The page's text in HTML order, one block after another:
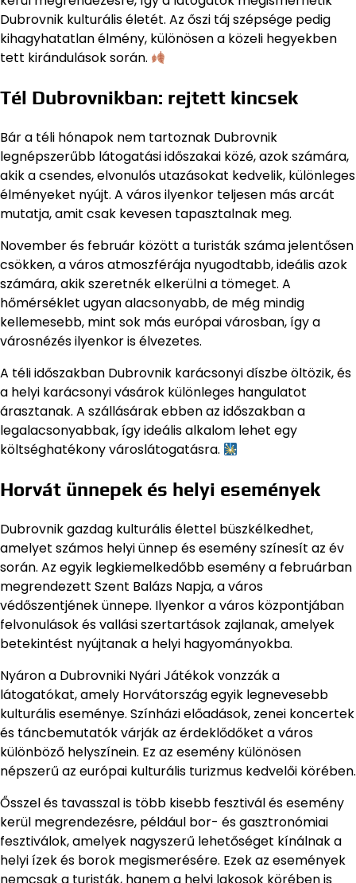
Dubrovnik kulturális életét. Az őszi táj szépsége pedig
kihagyhatatlan élmény, különösen a közeli hegyekben
tett kirándulások során.
Tél Dubrovnikban: rejtett kincsek
Bár a téli hónapok nem tartoznak Dubrovnik
legnépszerűbb látogatási időszakai közé, azok számára,
akik a csendes, elvonulós utazásokat kedvelik, különleges
élményeket nyújt. A város ilyenkor teljesen más arcát
mutatja, amit csak kevesen tapasztalnak meg.
November és február között a turisták száma jelentősen
csökken, a város atmoszférája nyugodtabb, ideális azok
számára, akik szeretnék elkerülni a tömeget. A
hőmérséklet ugyan alacsonyabb, de még mindig
kellemesebb, mint sok más európai városban, így a
városnézés ilyenkor is élvezetes.
A téli időszakban Dubrovnik karácsonyi díszbe öltözik, és
a helyi karácsonyi vásárok különleges hangulatot
árasztanak. A szállásárak ebben az időszakban a
legalacsonyabbak, így ideális alkalom lehet egy
költséghatékony városlátogatásra.
Horvát ünnepek és helyi események
Dubrovnik gazdag kulturális élettel büszkélkedhet,
amelyet számos helyi ünnep és esemény színesít az év
során. Az egyik legkiemelkedőbb esemény a februárban
megrendezett Szent Balázs Napja, a város
védőszentjének ünnepe. Ilyenkor a város központjában
felvonulások és vallási szertartások zajlanak, amelyek
betekintést nyújtanak a helyi hagyományokba.
Nyáron a Dubrovniki Nyári Játékok vonzzák a
látogatókat, amely Horvátország egyik legnevesebb
kulturális eseménye. Színházi előadások, zenei koncertek
és táncbemutatók várják az érdeklődőket a város
különböző helyszínein. Ez az esemény különösen
népszerű az európai kulturális turizmus kedvelői körében.
Ősszel és tavasszal is több kisebb fesztivál és esemény
kerül megrendezésre, például bor- és gasztronómiai
fesztiválok, amelyek nagyszerű lehetőséget kínálnak a
helyi ízek és borok megismerésére. Ezek az események
nemcsak a turisták, hanem a helyi lakosok körében is